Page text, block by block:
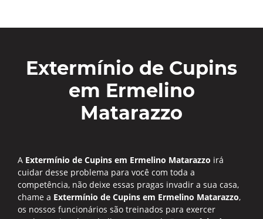
Extermínio de Cupins
em Ermelino
Matarazzo
A Extermínio de Cupins em Ermelino Matarazzo irá
cuidar desse problema para você com toda a
competência, não deixe essas pragas invadir a sua casa,
chame a Extermínio de Cupins em Ermelino Matarazzo,
os nossos funcionários são treinados para exercer